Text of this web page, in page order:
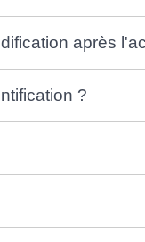
après
?